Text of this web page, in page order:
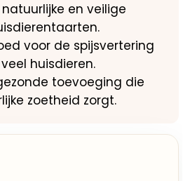
natuurlijke en veilige
voor de spijsvertering
huisdieren.
toevoeging die
zoetheid zorgt.